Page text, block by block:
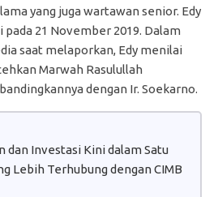
yang juga wartawan senior. Edy
21 November 2019. Dalam
saat melaporkan, Edy menilai
Marwah Rasulullah
dengan Ir. Soekarno.
dan Investasi Kini dalam Satu
Lebih Terhubung dengan CIMB